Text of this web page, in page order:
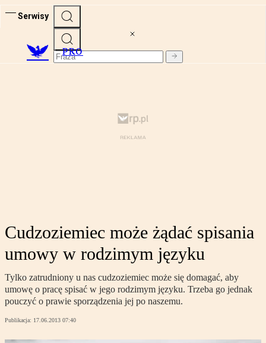
Serwisy
PRO
Cudzoziemiec może żądać spisania
umowy w rodzimym języku
Tylko zatrudniony u nas cudzoziemiec może się domagać, aby
umowę o pracę spisać w jego rodzimym języku. Trzeba go jednak
pouczyć o prawie sporządzenia jej po naszemu.
Publikacja: 17.06.2013 07:40